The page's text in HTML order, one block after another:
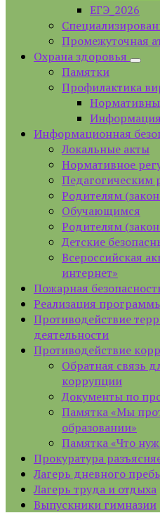
ЕГЭ_2026
Промежуточная
Охрана здоровья
Памятки
Профилактика
Информационная
Локальные акты
Нормативное
Педагогическим
Родителям
Обучающимся
Родителям
Детские
Всероссийская
интернет»
Пожарная
Реализация
Противодействие
деятельности
Противодействие
Обратная связь
коррупции
Документы по
Памятка «Мы
образовании»
Памятка «Что
Прокуратура
Лагерь дневного
Лагерь труда и отдыха
Выпускники гимназии